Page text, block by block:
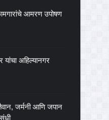
आमरण उपोषण
यांचा अहिल्यानगर
तैवान, जर्मनी आणि जपान